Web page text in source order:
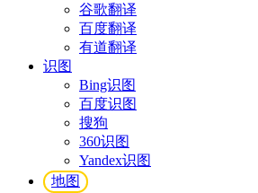
谷歌翻译
百度翻译
有道翻译
识图
Bing识图
百度识图
搜狗
360识图
Yandex识图
地图